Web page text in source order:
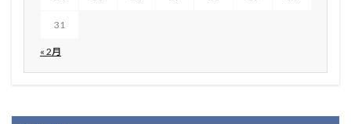
« 2月
31